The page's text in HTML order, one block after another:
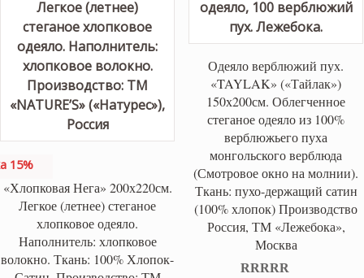
15%
«Хлопковая Нега» 200х220см.
Легкое (летнее) стеганое
хлопковое одеяло.
Наполнитель: хлопковое
волокно. Ткань: 100% Хлопок-
Одеяло верблюжий пух.
«TAYLAK» («Тайлак»)
150х200см. Облегченное
стеганое одеяло из 100%
верблюжьего пуха
монгольского верблюда
(Смотровое окно на молнии).
Ткань: пухо-держащий сатин
(100% хлопок) Производство
Россия, ТМ «Лежебока»,
Москва